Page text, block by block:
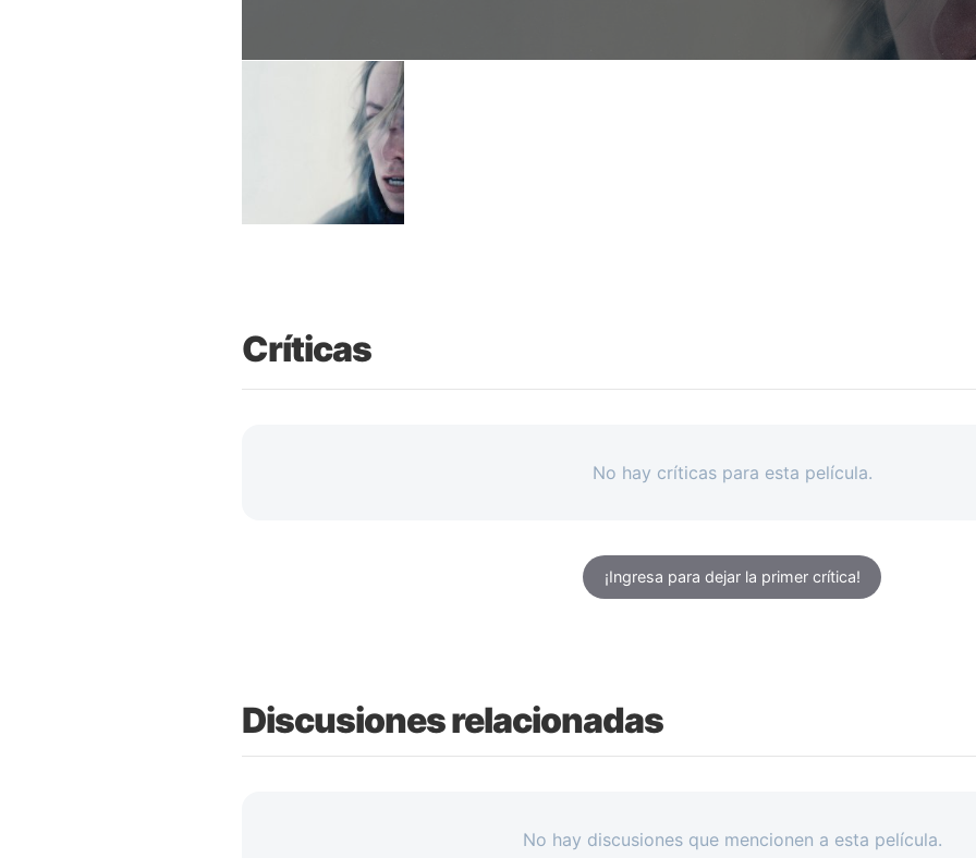
Críticas
No hay críticas para esta película.
¡Ingresa para dejar la primer crítica!
Discusiones relacionadas
No hay discusiones que mencionen a esta película.